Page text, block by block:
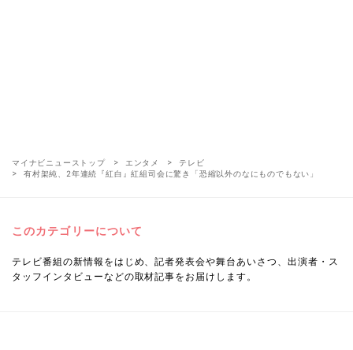
マイナビニューストップ エンタメ
テレビ
有村架純、2年連続『紅白』紅組司会に驚き「恐縮以外のなにものでもない」
このカテゴリーについて
テレビ番組の新情報をはじめ、記者発表会や舞台あいさつ、出演者・ス
タッフインタビューなどの取材記事をお届けします。